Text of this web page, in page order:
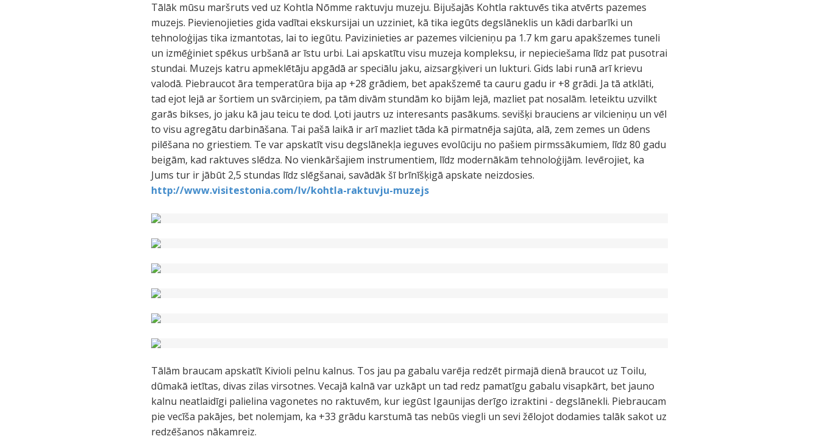
Tālāk mūsu maršruts ved uz Kohtla Nōmme raktuvju muzeju. Bijušajās Kohtla raktuvēs tika atvērts pazemes
muzejs. Pievienojieties gida vadītai ekskursijai un uzziniet, kā tika iegūts degslāneklis un kādi darbarīki un
tehnoloģijas tika izmantotas, lai to iegūtu. Pavizinieties ar pazemes vilcieniņu pa 1.7 km garu apakšzemes tuneli
un izmēģiniet spēkus urbšanā ar īstu urbi. Lai apskatītu visu muzeja kompleksu, ir nepieciešama līdz pat pusotrai
stundai. Muzejs katru apmeklētāju apgādā ar speciālu jaku, aizsargķiveri un lukturi. Gids labi runā arī krievu
valodā. Piebraucot āra temperatūra bija ap +28 grādiem, bet apakšzemē ta cauru gadu ir +8 grādi. Ja tā atklāti,
tad ejot lejā ar šortiem un svārciņiem, pa tām divām stundām ko bijām lejā, mazliet pat nosalām. Ieteiktu uzvilkt
garās bikses, jo jaku kā jau teicu te dod. Ļoti jautrs uz interesants pasākums. sevišķi brauciens ar vilcieniņu un vēl
to visu agregātu darbināšana. Tai pašā laikā ir arī mazliet tāda kā pirmatnēja sajūta, alā, zem zemes un ūdens
pilēšana no griestiem. Te var apskatīt visu degslānekļa ieguves evolūciju no pašiem pirmssākumiem, līdz 80 gadu
beigām, kad raktuves slēdza. No vienkāršajiem instrumentiem, līdz modernākām tehnoloģijām. Ievērojiet, ka
Jums tur ir jābūt 2,5 stundas līdz slēgšanai, savādāk šī brīnīšķigā apskate neizdosies.
http://www.visitestonia.com/lv/kohtla-raktuvju-muzejs
Tālām braucam apskatīt Kivioli pelnu kalnus. Tos jau pa gabalu varēja redzēt pirmajā dienā braucot uz Toilu,
dūmakā ietītas, divas zilas virsotnes. Vecajā kalnā var uzkāpt un tad redz pamatīgu gabalu visapkārt, bet jauno
kalnu neatlaidīgi palielina vagonetes no raktuvēm, kur iegūst Igaunijas derīgo izraktini - degslānekli. Piebraucam
pie vecīša pakājes, bet nolemjam, ka +33 grādu karstumā tas nebūs viegli un sevi žēlojot dodamies talāk sakot uz
redzēšanos nākamreiz.